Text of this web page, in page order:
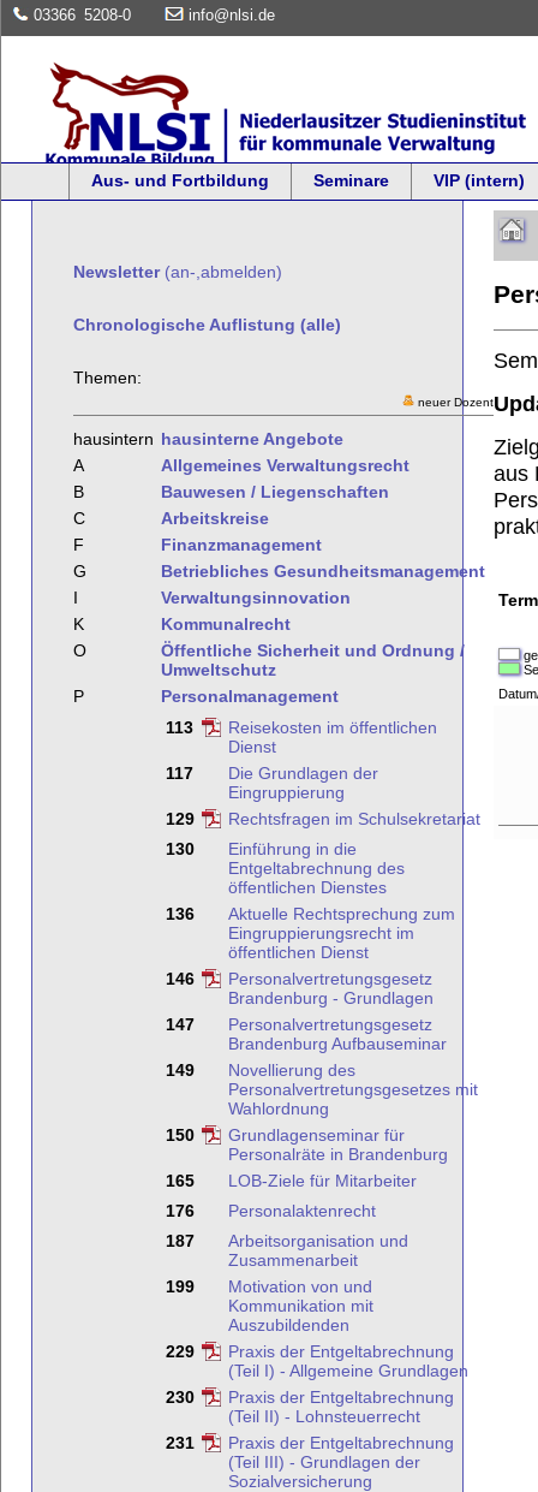
03366 5208-0 info@nlsi.de
Aus- und Fortbildung Seminare VIP (intern)
Newsletter(an-,abmelden)
Chronologische Auflistung (alle)
Themen:
neuer Dozent
hausintern hausinterne Angebote
A
Allgemeines Verwaltungsrecht
B
Bauwesen / Liegenschaften
C
Arbeitskreise
F
Finanzmanagement
G
Betriebliches Gesundheitsmanagement
I
Verwaltungsinnovation
K
Kommunalrecht
O
Öffentliche Sicherheit und Ordnung /
Umweltschutz
P
Personalmanagement
113
Reisekosten im öffentlichen
Dienst
117
Die Grundlagen der
Eingruppierung
129
Rechtsfragen im Schulsekretariat
130
Einführung in die
Entgeltabrechnung des
öffentlichen Dienstes
136
Aktuelle Rechtsprechung zum
Eingruppierungsrecht im
öffentlichen Dienst
146
Personalvertretungsgesetz
Brandenburg - Grundlagen
147
Personalvertretungsgesetz
Brandenburg Aufbauseminar
149
Novellierung des
Personalvertretungsgesetzes mit
Wahlordnung
150
Grundlagenseminar für
Personalräte in Brandenburg
165
LOB-Ziele für Mitarbeiter
176
Personalaktenrecht
187
Arbeitsorganisation und
Zusammenarbeit
199
Motivation von und
Kommunikation mit
Auszubildenden
229
Praxis der Entgeltabrechnung
(Teil I) - Allgemeine Grundlagen
230
Praxis der Entgeltabrechnung
(Teil II) - Lohnsteuerrecht
231
Praxis der Entgeltabrechnung
(Teil III) - Grundlagen der
Sozialversicherung
aus